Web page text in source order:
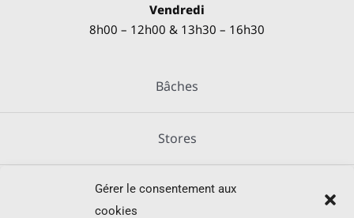
Gérer le consentement aux
cookies
Vendredi
8h00 – 12h00 & 13h30 – 16h30
Bâches
Stores
Métallerie